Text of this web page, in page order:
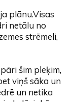
plānu.Visas
netālu no
strēmeli,
šim pleķim,
viņš sāka un
un netika